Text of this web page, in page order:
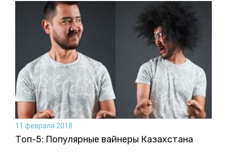
11 февраля 2018
Топ-5: Популярные вайнеры Казахстана